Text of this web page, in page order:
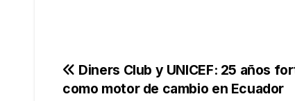
Navegación
Diners Club y UNICEF: 25 años
como motor de cambio en Ecuador